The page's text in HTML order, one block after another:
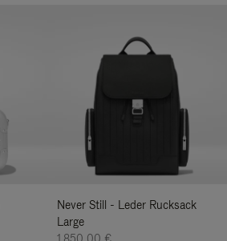
Never Still - Leder Rucksack
Large